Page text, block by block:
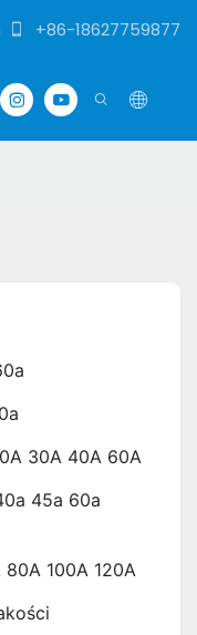
+86-18627759877
30A 40A 60A
45a 60a
80A 100A 120A